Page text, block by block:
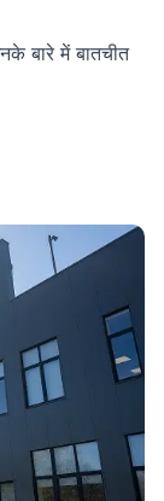
बारे में बातचीत